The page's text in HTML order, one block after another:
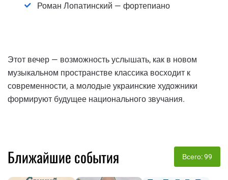
Роман Лопатинский — фортепиано
Этот вечер — возможность услышать, как в новом
музыкальном пространстве классика восходит к
современности, а молодые украинские художники
формируют будущее национального звучания.
Ближайшие события Всего: 99